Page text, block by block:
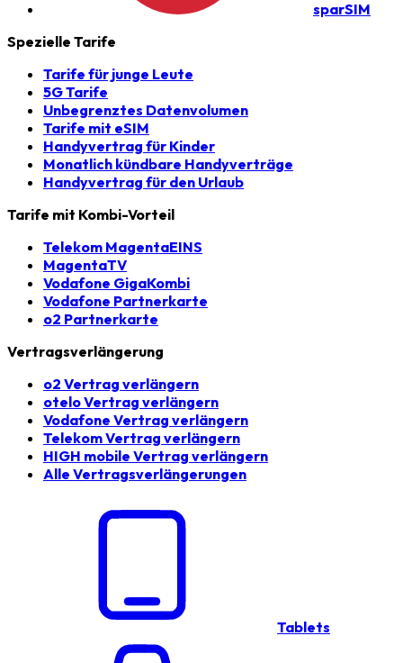
sparSIM
Spezielle Tarife
Tarife für junge Leute
5G Tarife
Unbegrenztes Datenvolumen
Tarife mit eSIM
Handyvertrag für Kinder
Monatlich kündbare Handyverträge
Handyvertrag für den Urlaub
Tarife mit Kombi-Vorteil
Telekom MagentaEINS
MagentaTV
Vodafone GigaKombi
Vodafone Partnerkarte
o2 Partnerkarte
Vertragsverlängerung
o2 Vertrag verlängern
otelo Vertrag verlängern
Vodafone Vertrag verlängern
Telekom Vertrag verlängern
HIGH mobile Vertrag verlängern
Alle Vertragsverlängerungen
Tablets